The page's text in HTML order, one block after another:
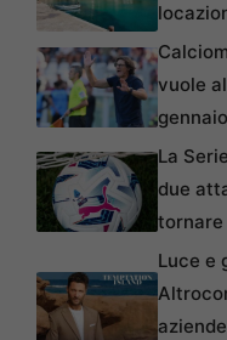
vuole
gennaio
La
due
tornare
Luce e